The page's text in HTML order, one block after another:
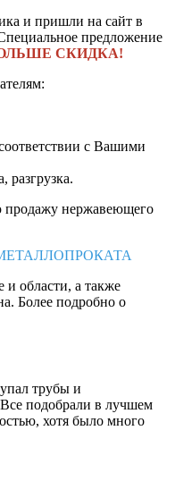
и пришли на сайт в
предложение
СКИДКА!
с Вашими
разгрузка.
продажу нержавеющего
и области, а также
Более подробно о
трубы и
подобрали в лучшем
хотя было много